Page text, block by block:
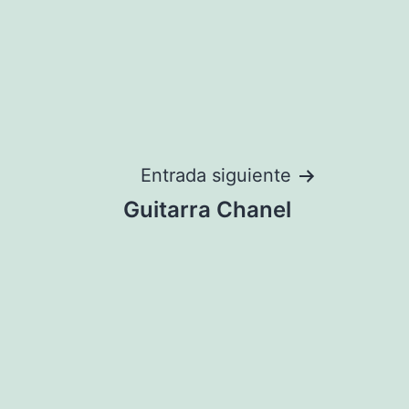
Entrada siguiente
Guitarra Chanel